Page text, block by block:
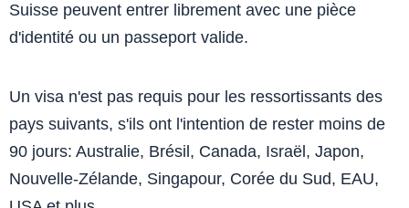
Suisse peuvent entrer librement avec une pièce
d'identité ou un passeport valide.
Un visa n'est pas requis pour les ressortissants des
pays suivants, s'ils ont l'intention de rester moins de
90 jours: Australie, Brésil, Canada, Israël, Japon,
Nouvelle-Zélande, Singapour, Corée du Sud, EAU,